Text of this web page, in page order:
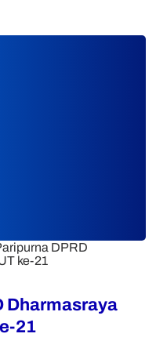
DPRD
ke-21
Dharmasraya
21